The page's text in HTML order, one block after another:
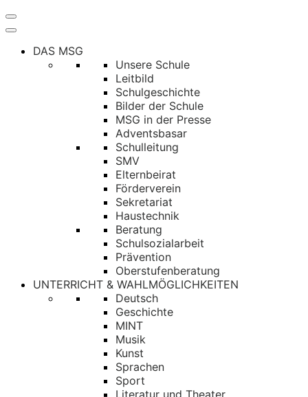
Navigation
umschalten
DAS MSG
Unsere Schule
Leitbild
Schulgeschichte
Bilder der Schule
MSG in der Presse
Adventsbasar
Schulleitung
SMV
Elternbeirat
Förderverein
Sekretariat
Haustechnik
Beratung
Schulsozialarbeit
Prävention
Oberstufenberatung
UNTERRICHT & WAHLMÖGLICHKEITEN
Deutsch
Geschichte
MINT
Musik
Kunst
Sprachen
Sport
Literatur und Theater